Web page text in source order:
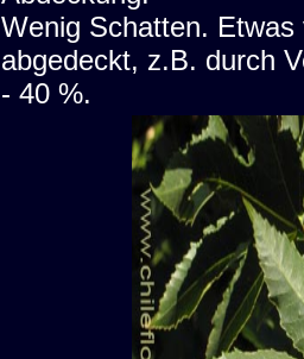
Wenig Schatten.
abgedeckt, z.B. durch
- 40 %.